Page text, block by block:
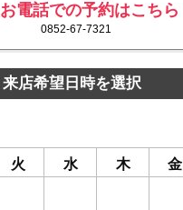
お電話での予約はこちら
0852-67-7321
来店希望日時を選択
火 水 木 金